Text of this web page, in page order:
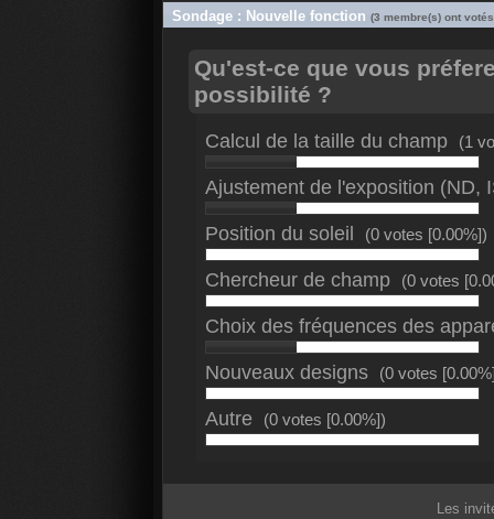
Sondage : Nouvelle fonction (3 membre(s) ont
Qu'est-ce que vous
possibilité ?
Calcul de la taille du champ (1
Ajustement de l'exposition (ND,
Position du soleil
(0 votes [0.00%])
Chercheur de champ (0 votes
Choix des fréquences des
Nouveaux designs
(0 votes
Autre (0 votes [0.00%])
Les